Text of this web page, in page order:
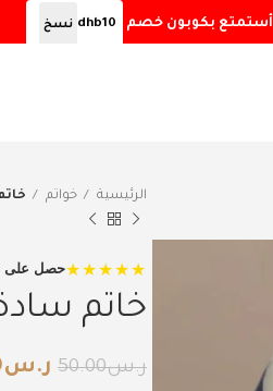
الرئيسية خواتم
★★★★★حصل على تقييم
خاتم
ر.س50.00 ر.س
أستمتع بكوبون خصم dhb10 نسخ